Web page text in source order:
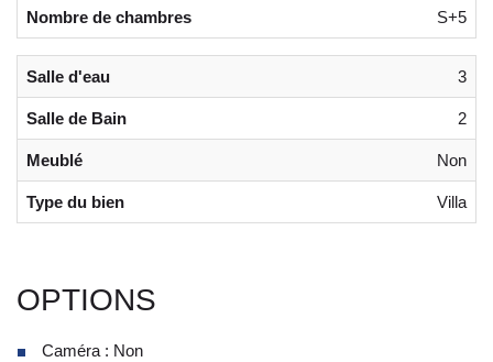
Nombre de chambres S+5
Salle d'eau 3
Salle de Bain 2
Meublé Non
Type du bien Villa
OPTIONS
Caméra : Non